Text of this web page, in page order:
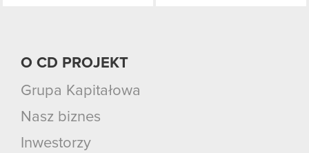
O CD PROJEKT
Grupa Kapitałowa
Nasz biznes
Inwestorzy